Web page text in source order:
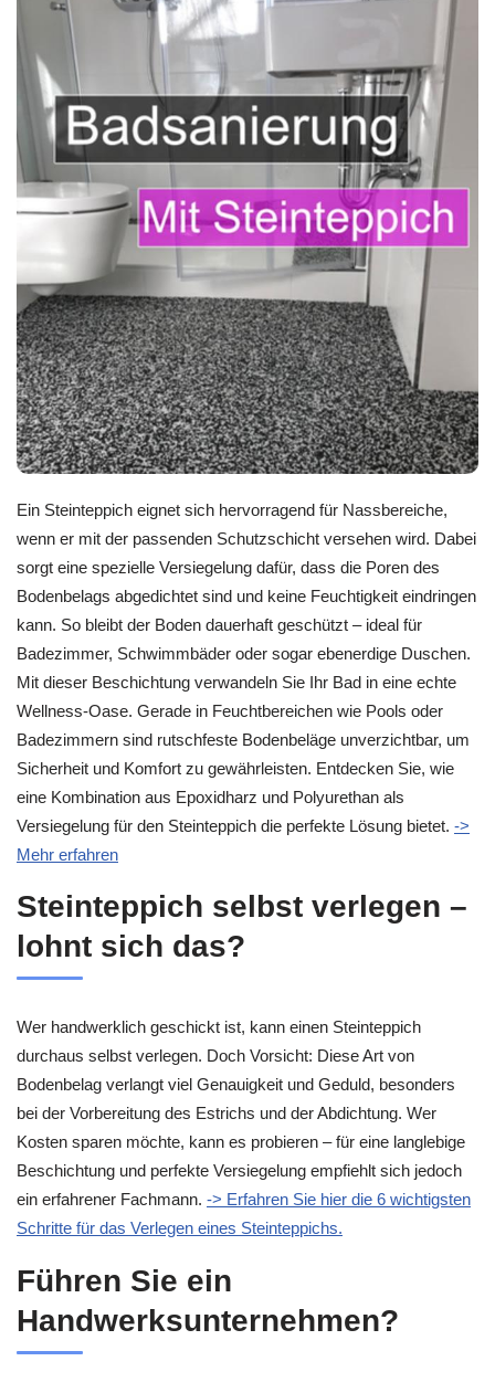
Ein Steinteppich eignet sich hervorragend für Nassbereiche,
wenn er mit der passenden Schutzschicht versehen wird. Dabei
sorgt eine spezielle Versiegelung dafür, dass die Poren des
Bodenbelags abgedichtet sind und keine Feuchtigkeit eindringen
kann. So bleibt der Boden dauerhaft geschützt – ideal für
Badezimmer, Schwimmbäder oder sogar ebenerdige Duschen.
Mit dieser Beschichtung verwandeln Sie Ihr Bad in eine echte
Wellness-Oase. Gerade in Feuchtbereichen wie Pools oder
Badezimmern sind rutschfeste Bodenbeläge unverzichtbar, um
Sicherheit und Komfort zu gewährleisten. Entdecken Sie, wie
eine Kombination aus Epoxidharz und Polyurethan als
Versiegelung für den Steinteppich die perfekte Lösung bietet. ->
Mehr erfahren
Steinteppich selbst verlegen –
lohnt sich das?
Wer handwerklich geschickt ist, kann einen Steinteppich
durchaus selbst verlegen. Doch Vorsicht: Diese Art von
Bodenbelag verlangt viel Genauigkeit und Geduld, besonders
bei der Vorbereitung des Estrichs und der Abdichtung. Wer
Kosten sparen möchte, kann es probieren – für eine langlebige
Beschichtung und perfekte Versiegelung empfiehlt sich jedoch
ein erfahrener Fachmann. -> Erfahren Sie hier die 6 wichtigsten
Schritte für das Verlegen eines Steinteppichs.
Führen Sie ein
Handwerksunternehmen?